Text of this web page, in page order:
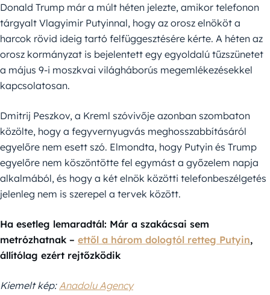
Donald Trump már a múlt héten jelezte, amikor telefonon
tárgyalt Vlagyimir Putyinnal, hogy az orosz elnököt a
harcok rövid ideig tartó felfüggesztésére kérte. A héten az
orosz kormányzat is bejelentett egy egyoldalú tűzszünetet
a május 9-i moszkvai világháborús megemlékezésekkel
kapcsolatosan.
Dmitrij Peszkov, a Kreml szóvivője azonban szombaton
közölte, hogy a fegyvernyugvás meghosszabbításáról
egyelőre nem esett szó. Elmondta, hogy Putyin és Trump
egyelőre nem köszöntötte fel egymást a győzelem napja
alkalmából, és hogy a két elnök közötti telefonbeszélgetés
jelenleg nem is szerepel a tervek között.
Ha esetleg lemaradtál: Már a szakácsai sem
metrózhatnak – ettől a három dologtól retteg Putyin,
állítólag ezért rejtőzködik
Kiemelt kép: Anadolu Agency